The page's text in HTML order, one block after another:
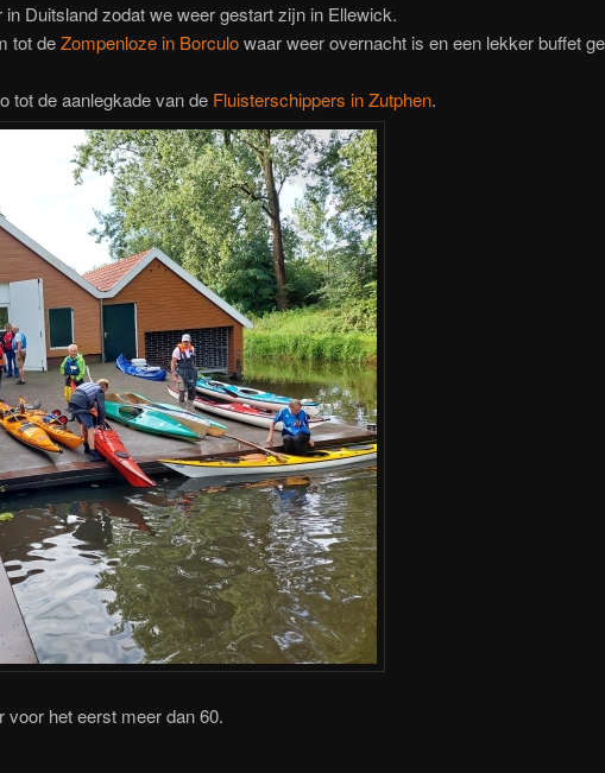
Duitsland zodat we weer gestart zijn in Ellewick.
tot deZompenloze in Borculowaar weer overnacht is en een lekker buffet
tot de aanlegkade van de Fluisterschippers in Zutphen.
het eerst meer dan 60.